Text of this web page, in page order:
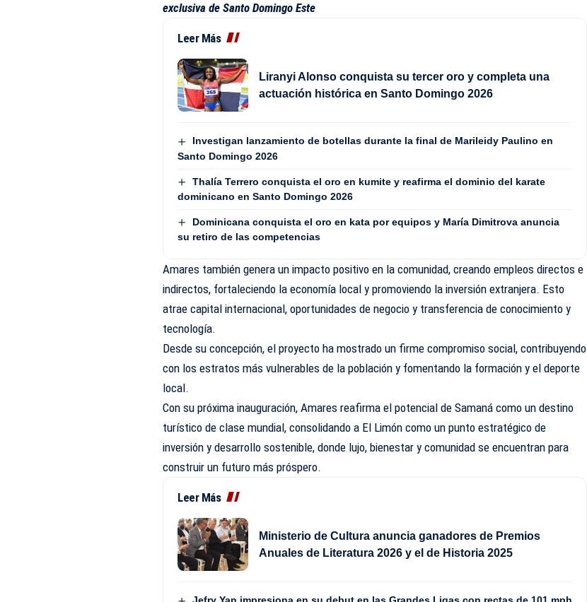
exclusiva de Santo Domingo Este
Leer Más
Liranyi Alonso conquista su tercer oro y completa una
actuación histórica en Santo Domingo 2026
Investigan lanzamiento de botellas durante la final de Marileidy Paulino en
Santo Domingo 2026
Thalía Terrero conquista el oro en kumite y reafirma el dominio del karate
dominicano en Santo Domingo 2026
Dominicana conquista el oro en kata por equipos y María Dimitrova anuncia
su retiro de las competencias
Amares también genera un impacto positivo en la comunidad, creando empleos directos e
indirectos, fortaleciendo la economía local y promoviendo la inversión extranjera. Esto
atrae capital internacional, oportunidades de negocio y transferencia de conocimiento y
tecnología.
Desde su concepción, el proyecto ha mostrado un firme compromiso social, contribuyendo
con los estratos más vulnerables de la población y fomentando la formación y el deporte
local.
Con su próxima inauguración, Amares reafirma el potencial de Samaná como un destino
turístico de clase mundial, consolidando a El Limón como un punto estratégico de
inversión y desarrollo sostenible, donde lujo, bienestar y comunidad se encuentran para
construir un futuro más próspero.
Leer Más
Ministerio de Cultura anuncia ganadores de Premios
Anuales de Literatura 2026 y el de Historia 2025